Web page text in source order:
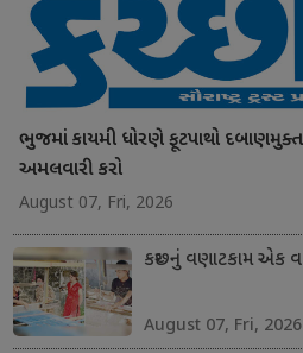
ભુજમાં કાયમી ધોરણે ફૂટપાથો દબાણમુક્ત
અમલવારી કરો
August 07, Fri, 2026
કચ્છનું વણાટકામ એક
August 07, Fri, 2026